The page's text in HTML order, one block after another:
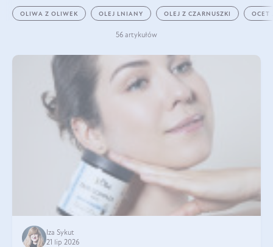
OLIWA Z OLIWEK OLEJ LNIANY OLEJ Z CZARNUSZKI OCET
56 artykułów
Iza Sykut
21 lip 2026